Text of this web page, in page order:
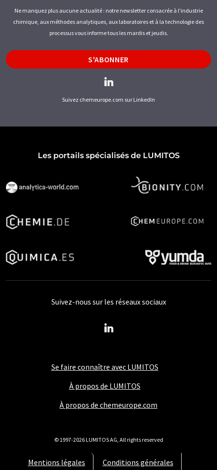
Ne manquez plus aucune actualité : notre newsletter consacrée à l'industrie
chimique, aux méthodes analytiques, aux laboratoires et à la technologie des
processus vous informe tous les mardis et jeudis.
S'ABONNER
Suivez chemeurope.com sur LinkedIn
Les portails spécialisés de LUMITOS
Se faire connaître avec LUMITOS
À propos de LUMITOS
À propos de chemeurope.com
Mentions légales Conditions générales
Suivez-nous sur les réseaux sociaux
© 1997-2026 LUMITOS AG, All rights reserved